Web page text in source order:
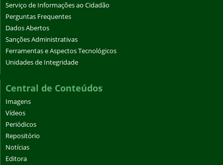
Serviço de Informações ao Cidadão
Perguntas Frequentes
Dados Abertos
Sanções Administrativas
Ferramentas e Aspectos Tecnológicos
Unidades de Integridade
Central de Conteúdos
Imagens
Vídeos
Periódicos
Repositório
Notícias
Editora